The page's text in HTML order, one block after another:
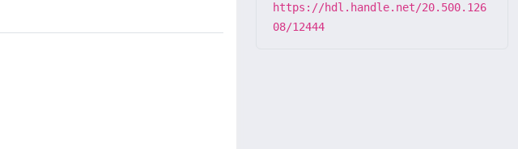
https://hdl.handle.net/20.500.126
08/12444